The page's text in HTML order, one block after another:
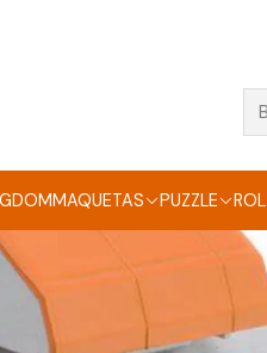
MAQUETAS PUZZLE ROL